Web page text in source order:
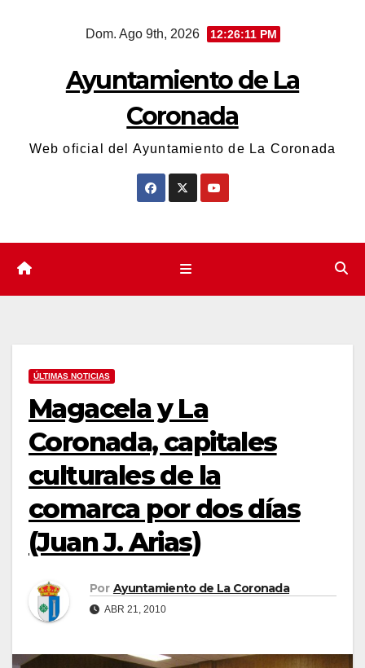
Dom. Ago 9th, 2026 12:26:11 PM
Ayuntamiento de La
Coronada
Web oficial del Ayuntamiento de La Coronada
ÚLTIMAS NOTICIAS
Magacela y La
Coronada, capitales
culturales de la
comarca por dos días
(Juan J. Arias)
Por Ayuntamiento de La Coronada
ABR 21, 2010